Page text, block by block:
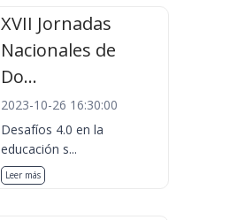
XVII Jornadas
Nacionales de
Do...
2023-10-26 16:30:00
Desafíos 4.0 en la
educación s...
Leer más